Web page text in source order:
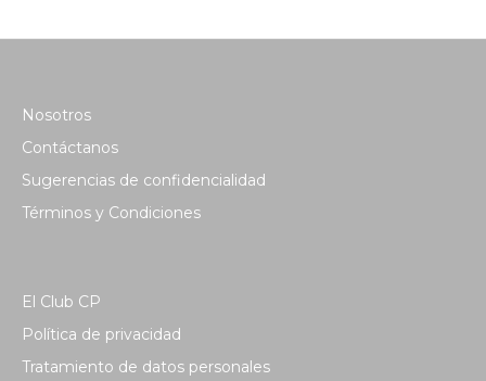
Nosotros
Contáctanos
Sugerencias de confidencialidad
Términos y Condiciones
El Club CP
Política de privacidad
Tratamiento de datos personales